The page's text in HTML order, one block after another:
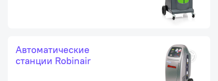
Автоматические
станции Robinair